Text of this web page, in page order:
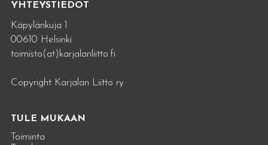
YHTEYSTIEDOT
Käpylänkuja 1
00610 Helsinki
toimisto(at)karjalanliitto.fi
Copyright Karjalan Liitto ry
TULE MUKAAN
Toiminta